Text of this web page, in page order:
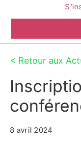
< Retour aux
8 avril 2024